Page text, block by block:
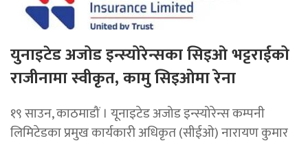
युनाइटेड अजोड इन्स्योरेन्सका सिइओ भट्टराईको
राजीनामा स्वीकृत, कामु सिइओमा रेना
१९ साउन, काठमाडौं । यूनाइटेड अजोड इन्स्योरेन्स कम्पनी
लिमिटेडका प्रमुख कार्यकारी अधिकृत (सीईओ) नारायण कुमार